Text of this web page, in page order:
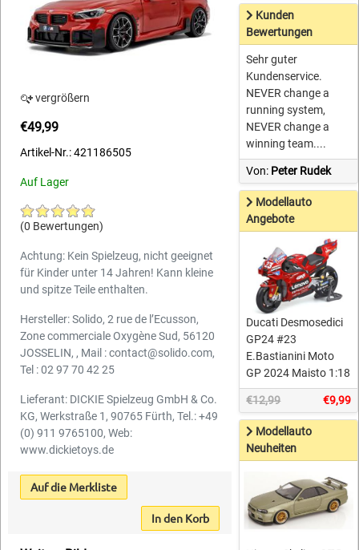
vergrößern
€49,99
Artikel-Nr.: 421186505
Auf Lager
(0 Bewertungen)
Achtung: Kein Spielzeug, nicht geeignet
für Kinder unter 14 Jahren! Kann kleine
und spitze Teile enthalten.
Hersteller: Solido, 2 rue de l’Ecusson,
Zone commerciale Oxygène Sud, 56120
JOSSELIN, , Mail : contact@solido.com,
Tel : 02 97 70 42 25
Lieferant: DICKIE Spielzeug GmbH & Co.
KG, Werkstraße 1, 90765 Fürth, Tel.: +49
(0) 911 9765100, Web:
www.dickietoys.de
Auf die Merkliste
In den Korb
Kunden
Bewertungen
Sehr guter
Kundenservice.
NEVER change a
running system,
NEVER change a
winning team....
Von: Peter Rudek
Modellauto
Angebote
Ducati Desmosedici
GP24 #23
E.Bastianini Moto
GP 2024 Maisto 1:18
€12,99 €9,99
Modellauto
Neuheiten